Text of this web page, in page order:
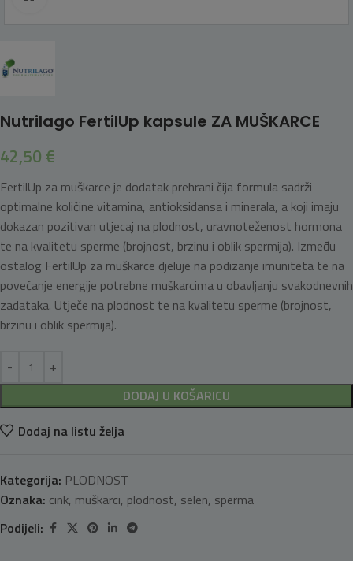
Nutrilago FertilUp kapsule ZA MUŠKARCE
42,50 €
FertilUp za muškarce je dodatak prehrani čija formula sadrži
optimalne količine vitamina, antioksidansa i minerala, a koji imaju
dokazan pozitivan utjecaj na plodnost, uravnoteženost hormona
te na kvalitetu sperme (brojnost, brzinu i oblik spermija). Između
ostalog FertilUp za muškarce djeluje na podizanje imuniteta te na
povećanje energije potrebne muškarcima u obavljanju svakodnevnih
zadataka. Utječe na plodnost te na kvalitetu sperme (brojnost,
brzinu i oblik spermija).
DODAJ U KOŠARICU
Dodaj na listu želja
Kategorija: PLODNOST
Oznaka: cink, muškarci, plodnost, selen, sperma
Podijeli: